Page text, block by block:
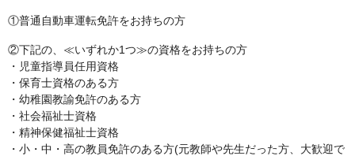
①普通自動車運転免許をお持ちの方
②下記の、≪いずれか1つ≫の資格をお持ちの方
・児童指導員任用資格
・保育士資格のある方
・幼稚園教諭免許のある方
・社会福祉士資格
・精神保健福祉士資格
・小・中・高の教員免許のある方(元教師や先生だった方、大歓迎で